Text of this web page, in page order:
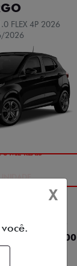
FLEX 4P 2026
2026
R$ 58.843,35
DE R$ 1.469,00
X